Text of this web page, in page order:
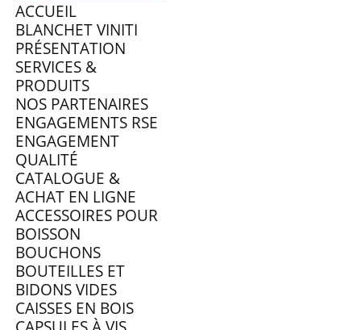
ACCUEIL
BLANCHET VINITI
PRÉSENTATION
SERVICES &
PRODUITS
NOS PARTENAIRES
ENGAGEMENTS RSE
ENGAGEMENT
QUALITÉ
CATALOGUE &
ACHAT EN LIGNE
ACCESSOIRES POUR
BOISSON
BOUCHONS
BOUTEILLES ET
BIDONS VIDES
CAISSES EN BOIS